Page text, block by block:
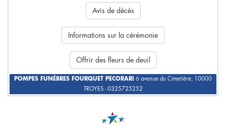
Avis de décès
Informations sur la cérémonie
Offrir des fleurs de deuil
POMPES FUNÈBRES FOURQUET PECORARI
6 avenue du Cimetière, 10000
TROYES - 0325725252